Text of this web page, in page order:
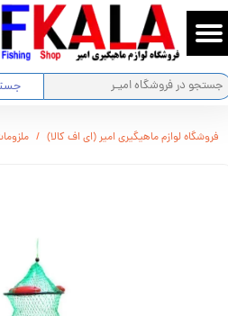
حساب کاربری من
تغییر گذر واژه
فروشگاه لوازم ماهیگیری امیر (ای اف کالا)